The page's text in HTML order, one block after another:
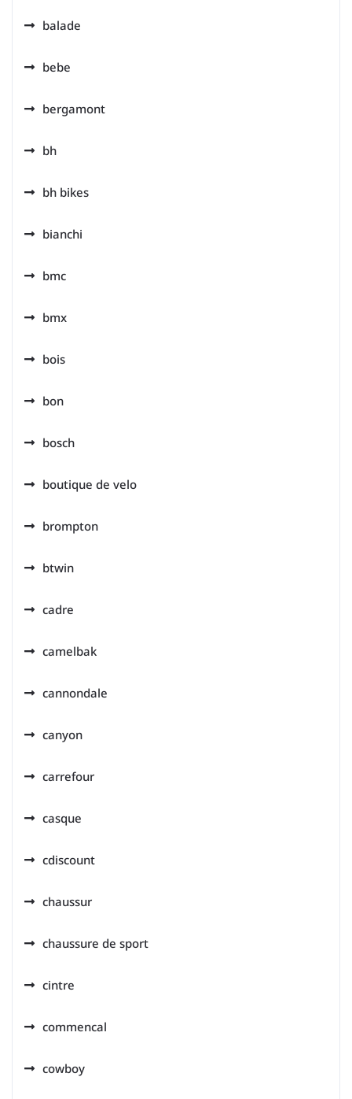
balade
bebe
bergamont
bh
bh bikes
bianchi
bmc
bmx
bois
bon
bosch
boutique de velo
brompton
btwin
cadre
camelbak
cannondale
canyon
carrefour
casque
cdiscount
chaussur
chaussure de sport
cintre
commencal
cowboy